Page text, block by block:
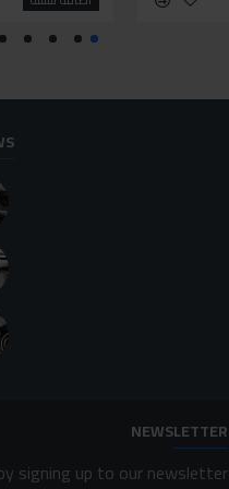
NEWSLETTER
signing up to our newsletter.